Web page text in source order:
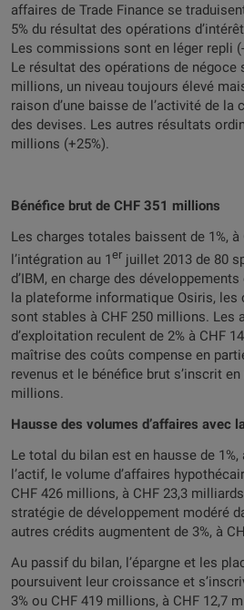
affaires de Trade Finance se
5% du résultat des opérations
Les commissions sont en léger repli
Le résultat des opérations de négoce
millions, un niveau toujours élevé
raison d’une baisse de l’activité de
des devises. Les autres résultats
millions (+25%).
Bénéfice brut de CHF 351 millions
Les charges totales baissent de 1%,
l’intégration au 1er juillet 2013 de 80
d’IBM, en charge des
la plateforme informatique Osiris, les
sont stables à CHF 250 millions. Les
d’exploitation reculent de 2% à CHF
maîtrise des coûts compense en
revenus et le bénéfice brut s’inscrit en
millions.
Hausse des volumes d’affaires avec
Le total du bilan est en hausse de
l’actif, le volume d’affaires
CHF 426 millions, à CHF 23,3
stratégie de développement modéré
autres crédits augmentent de 3%, à
Au passif du bilan, l’épargne et les
poursuivent leur croissance et
3% ou CHF 419 millions, à CHF 12,7